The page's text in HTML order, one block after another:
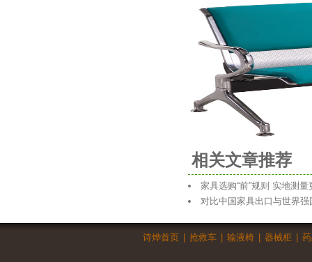
相关文章推荐
家具选购“前”规则 实地测量
对比中国家具出口与世界强
诗烨首页 抢救车 输液椅 器械柜